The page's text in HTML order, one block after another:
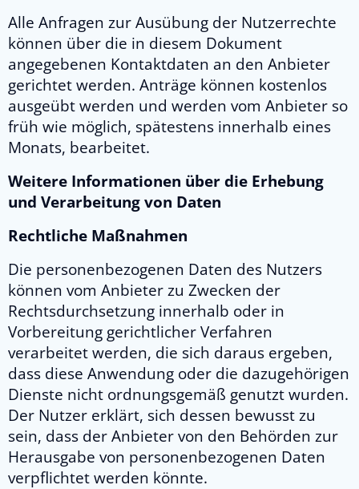
Alle Anfragen zur Ausübung der Nutzerrechte
können über die in diesem Dokument
angegebenen Kontaktdaten an den Anbieter
gerichtet werden. Anträge können kostenlos
ausgeübt werden und werden vom Anbieter so
früh wie möglich, spätestens innerhalb eines
Monats, bearbeitet.
Weitere Informationen über die Erhebung
und Verarbeitung von Daten
Rechtliche Maßnahmen
Die personenbezogenen Daten des Nutzers
können vom Anbieter zu Zwecken der
Rechtsdurchsetzung innerhalb oder in
Vorbereitung gerichtlicher Verfahren
verarbeitet werden, die sich daraus ergeben,
dass diese Anwendung oder die dazugehörigen
Dienste nicht ordnungsgemäß genutzt wurden.
Der Nutzer erklärt, sich dessen bewusst zu
sein, dass der Anbieter von den Behörden zur
Herausgabe von personenbezogenen Daten
verpflichtet werden könnte.